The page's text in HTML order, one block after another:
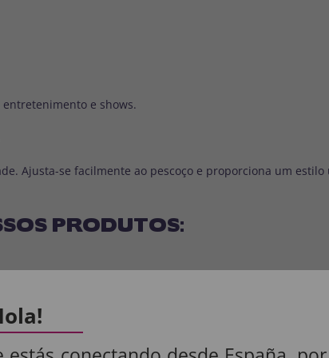
e shows.
Ajusta-se facilmente ao pescoço e proporciona um
PRODUTOS:
100% POLIÉSTER.
PVC.